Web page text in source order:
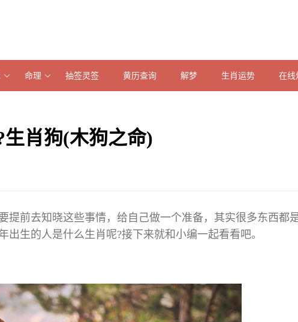
命理 抽签灵签 黄历查询 解梦 生肖运势 在线
生肖狗(木狗之命)
提前去知晓这些事情，给自己做一个准备，其实很多东西都
出生的人是什么生肖呢?接下来就和小编一起看看吧。